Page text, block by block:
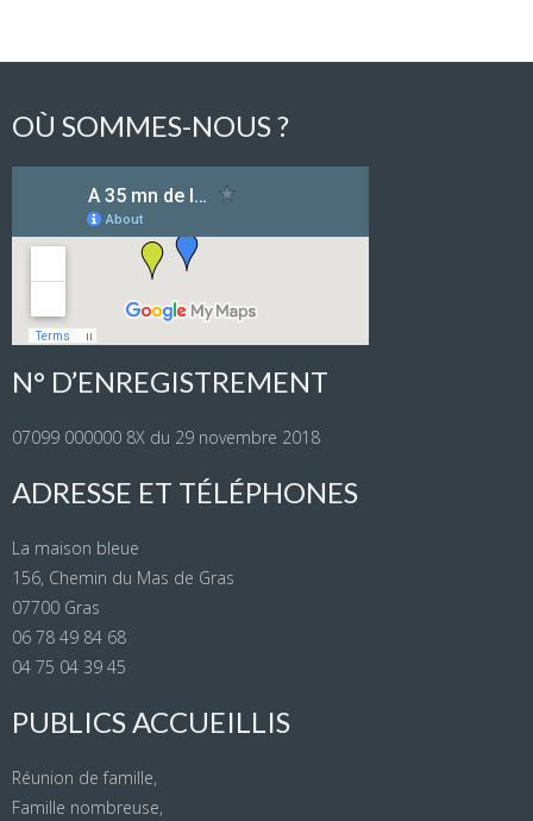
OÙ SOMMES-NOUS ?
N° D’ENREGISTREMENT
07099 000000 8X du 29 novembre 2018
ADRESSE ET TÉLÉPHONES
La maison bleue
156, Chemin du Mas de Gras
07700 Gras
06 78 49 84 68
04 75 04 39 45
PUBLICS ACCUEILLIS
Réunion de famille,
Famille nombreuse,